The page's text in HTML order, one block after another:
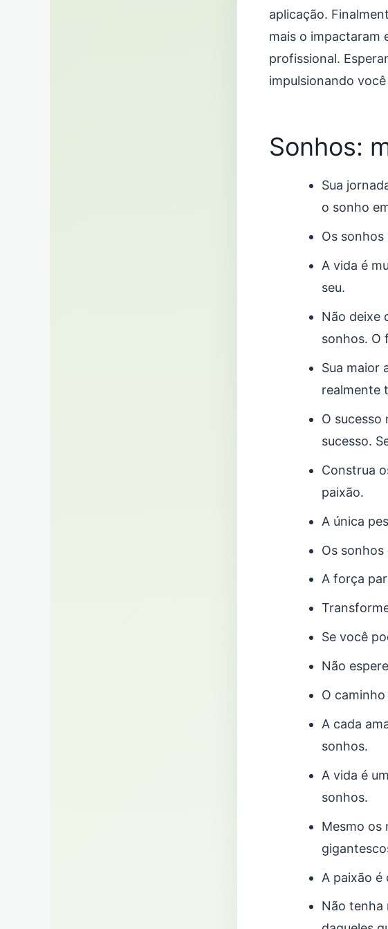
aplicação.
mais o impactaram
profissional.
impulsionando
Sonhos:
Sua
o sonho
Os
A vida é
seu.
Não deixe
sonhos. O
Sua maior
realmente
O sucesso
sucesso.
Construa
paixão.
A única
Os sonhos
A força
Se você
Não
O
A cada
sonhos.
A vida é
sonhos.
Mesmo os
A paixão é
Não tenha